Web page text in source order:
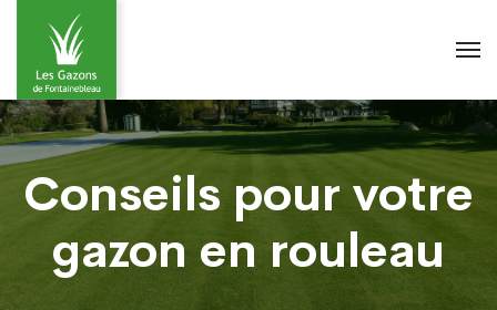
Conseils pour votre
gazon en rouleau